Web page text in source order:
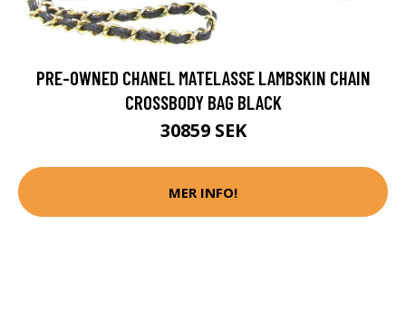
PRE-OWNED CHANEL MATELASSE LAMBSKIN CHAIN
CROSSBODY BAG BLACK
30859 SEK
MER INFO!